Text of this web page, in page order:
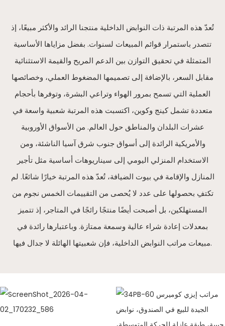
تُعدّ هذه المرتبة ذات النوابض الداخلية منتجنا الرائد والأكثر مبيعًا، إذ
تتصدر باستمرار قوائم المبيعات لسنوات. بفضل مزاياها الأساسية
المتمثلة في تحقيق التوازن بين الدعم المريح والقيمة الاستثنائية
مقابل السعر، بالإضافة إلى تصميمها المضغوط العملي، وخصائصها
العملية التي تسمح بمرور الهواء وتراعي البشرة، وتوفرها بأحجام
متعددة تشمل كينج وكوين، اكتسبت هذه المرتبة شعبية واسعة في
عشرات البلدان والمناطق حول العالم. من الأسواق الأوروبية
والأمريكية الرائدة إلى أسواق جنوب شرق آسيا الناشئة، ومن
الاستخدام المنزلي اليومي إلى سيناريوهات أساسية مثل تأجير
المنازل والإقامة في بيوت الضيافة، تُعدّ هذه المرتبة خيارًا شائعًا. لم
تكتفِ بحصولها على عدد لا يُحصى من التقييمات الخمس نجوم من
المستهلكين، بل أصبحت أيضًا منتجًا رائجًا في المتاجر، إذ تتميز
بمعدلات إعادة شراء عالية وسمعة ممتازة. وباعتبارها رائدة في
مبيعات مراتب النوابض الداخلية، فإن شعبيتها الهائلة لا جدال فيها.